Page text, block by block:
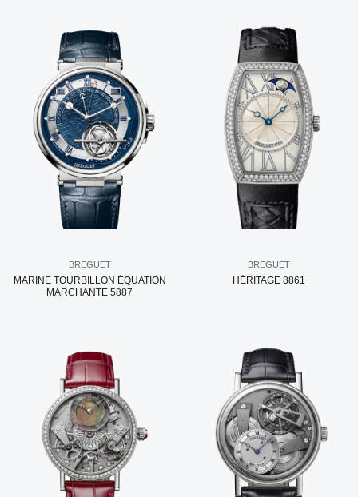
BREGUET
MARINE TOURBILLON ÉQUATION
MARCHANTE 5887
BREGUET
HÉRITAGE 8861